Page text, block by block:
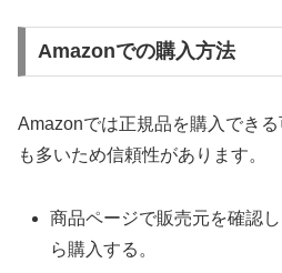
Amazonでの購入方法
Amazonでは正規品を購入でき
も多いため信頼性があります。
商品ページで販売元を確認
ら購入する。